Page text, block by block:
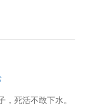
，死活不敢下水。